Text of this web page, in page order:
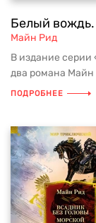
Белый вождь.
Майн Рид
В издание
два романа
ПОДРОБНЕЕ